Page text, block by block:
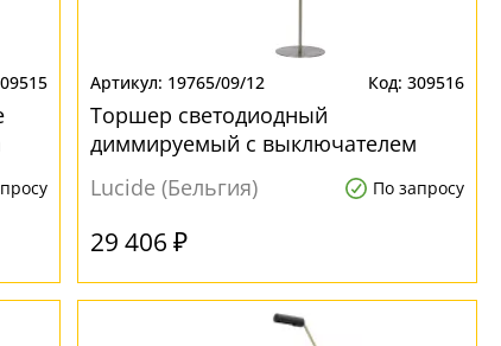
19765/09/12 309516
Торшер светодиодный
диммируемый с выключателем
Lucide NUVOLA 19765/09/12 для
кабинета
Lucide (Бельгия) По запросу
29 406 ₽